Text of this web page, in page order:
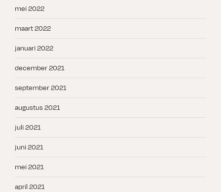
mei 2022
maart 2022
januari 2022
december 2021
september 2021
augustus 2021
juli 2021
juni 2021
mei 2021
april 2021